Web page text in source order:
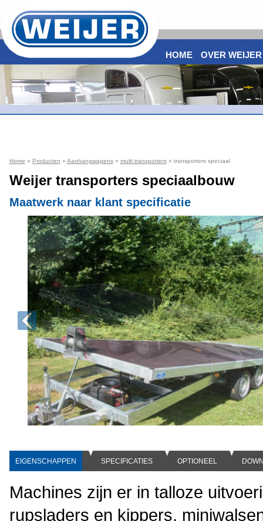
Home » Producten » Aanhangwagens» multi transporters» transporters speciaal
Weijer transporters speciaalbouw
Maatwerk naar klant specificatie
EIGENSCHAPPEN SPECIFICATIES OPTIONEEL
Machines zijn er in talloze
rupsladers en kippers,
HOME OVER WEIJER